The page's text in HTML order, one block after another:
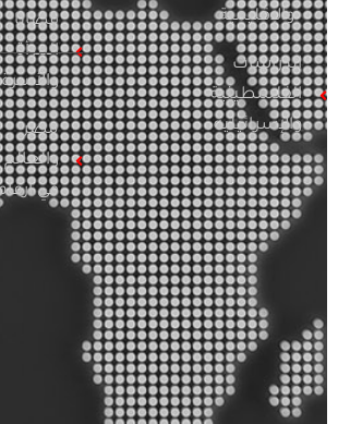
والإقليمية
الدراسات
الفلسطينية
والإسرائيلية
قضايا
المرأة
والأسرة
مصر
والعالم
في أرقام